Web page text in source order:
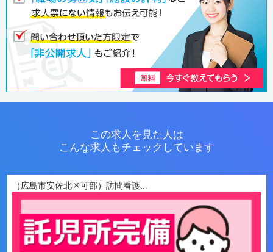
この求人を見た人は
こんな求人もチェックしています
（広島市安佐北区可部）訪問看護...